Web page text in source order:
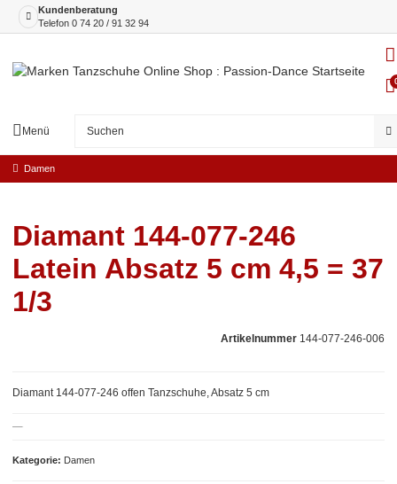
Kundenberatung
Telefon 0 74 20 / 91 32 94
Menü
Damen
Diamant 144-077-246
Latein Absatz 5 cm 4,5 = 37
1/3
Artikelnummer 144-077-246-006
Kategorie Damen
Diamant 144-077-246 offen Tanzschuhe, Absatz 5 cm